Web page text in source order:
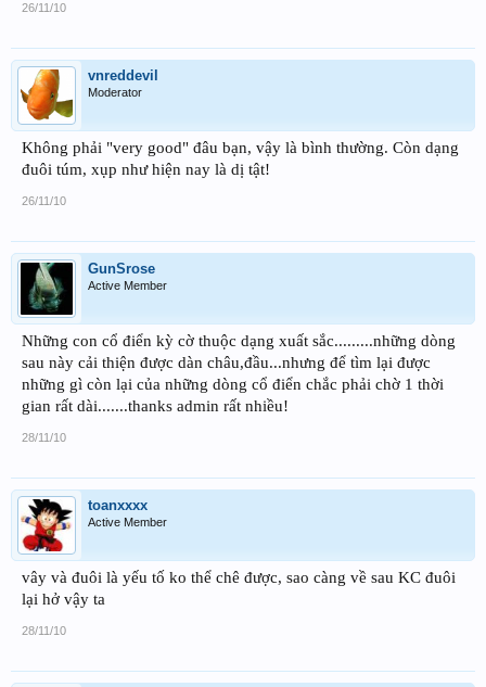
26/11/10
vnreddevil
Moderator
Không phải "very good" đâu bạn, vậy là bình thường. Còn dạng
đuôi túm, xụp như hiện nay là dị tật!
26/11/10
GunSrose
Active Member
Những con cổ điển kỳ cờ thuộc dạng xuất sắc.........những dòng
sau này cải thiện được dàn châu,đầu...nhưng để tìm lại được
những gì còn lại của những dòng cổ điển chắc phải chờ 1 thời
gian rất dài.......thanks admin rất nhiều!
28/11/10
toanxxxx
Active Member
vây và đuôi là yếu tố ko thể chê được, sao càng về sau KC đuôi
lại hở vậy ta
28/11/10